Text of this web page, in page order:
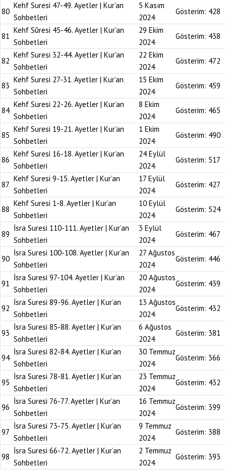
80
Kehf Suresi 47-49. Ayetler | Kur’an
Sohbetleri
5 Kasım
2024
Gösterim: 428
81
Kehf Sûresi 45-46. Ayetler | Kur’an
Sohbetleri
29 Ekim
2024
Gösterim: 438
82
Kehf Suresi 32-44. Ayetler | Kur’an
Sohbetleri
22 Ekim
2024
Gösterim: 472
83
Kehf Suresi 27-31. Ayetler | Kur’an
Sohbetleri
15 Ekim
2024
Gösterim: 459
84
Kehf Suresi 22-26. Ayetler | Kur’an
Sohbetleri
8 Ekim
2024
Gösterim: 465
85
Kehf Suresi 19-21. Ayetler | Kur’an
Sohbetleri
1 Ekim
2024
Gösterim: 490
86
Kehf Suresi 16-18. Ayetler | Kur’an
Sohbetleri
24 Eylül
2024
Gösterim: 517
87
Kehf Suresi 9-15. Ayetler | Kur’an
Sohbetleri
17 Eylül
2024
Gösterim: 427
88
Kehf Suresi 1-8. Ayetler | Kur’an
Sohbetleri
10 Eylül
2024
Gösterim: 524
89
İsra Suresi 110-111. Ayetler | Kur’an
Sohbetleri
3 Eylül
2024
Gösterim: 467
90
İsra Suresi 100-108. Ayetler | Kur’an
Sohbetleri
27 Ağustos
2024
Gösterim: 446
91
İsra Suresi 97-104. Ayetler | Kur’an
Sohbetleri
20 Ağustos
2024
Gösterim: 439
92
İsra Suresi 89-96. Ayetler | Kur’an
Sohbetleri
13 Ağustos
2024
Gösterim: 432
93
İsra Suresi 85-88. Ayetler | Kur’an
Sohbetleri
6 Ağustos
2024
Gösterim: 381
94
İsra Suresi 82-84. Ayetler | Kur’an
Sohbetleri
30 Temmuz
2024
Gösterim: 366
95
İsra Suresi 78-81. Ayetler | Kur’an
Sohbetleri
23 Temmuz
2024
Gösterim: 432
96
İsra Suresi 76-77. Ayetler | Kur’an
Sohbetleri
16 Temmuz
2024
Gösterim: 399
97
İsra Suresi 73-75. Ayetler | Kur’an
Sohbetleri
9 Temmuz
2024
Gösterim: 388
98
İsra Suresi 66-72. Ayetler | Kur’an
Sohbetleri
2 Temmuz
2024
Gösterim: 393